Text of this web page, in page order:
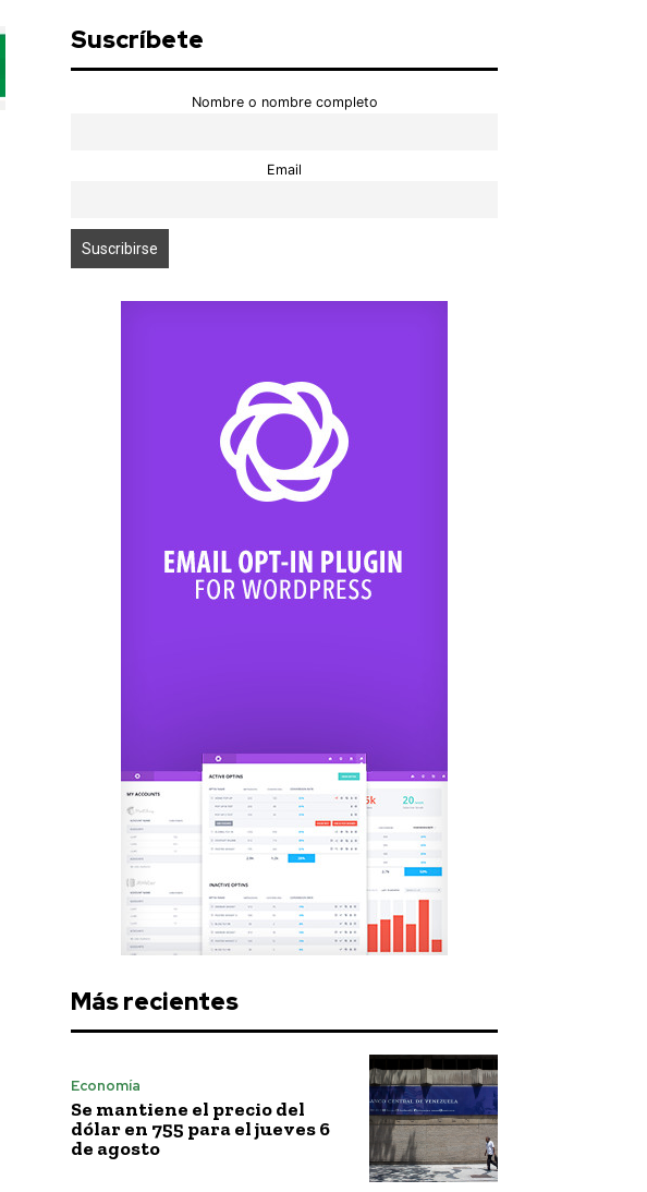
Suscríbete
Nombre o nombre completo
Email
Más recientes
Economía
Se mantiene el precio del
dólar en 755 para el jueves 6
de agosto